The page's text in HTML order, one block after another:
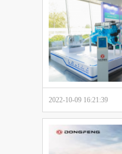
2022-10-09 16:21:39